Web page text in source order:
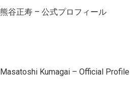
熊谷正寿 – 公式プロフィール
Masatoshi Kumagai – Official Profile